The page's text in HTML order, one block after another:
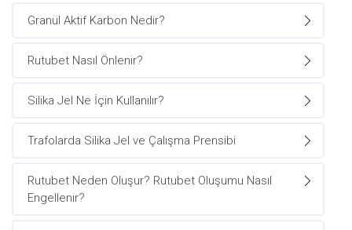
Granül Aktif Karbon Nedir?
Rutubet Nasıl Önlenir?
Silika Jel Ne İçin Kullanılır?
Trafolarda Silika Jel ve Çalışma Prensibi
Rutubet Neden Oluşur? Rutubet Oluşumu Nasıl
Engellenir?